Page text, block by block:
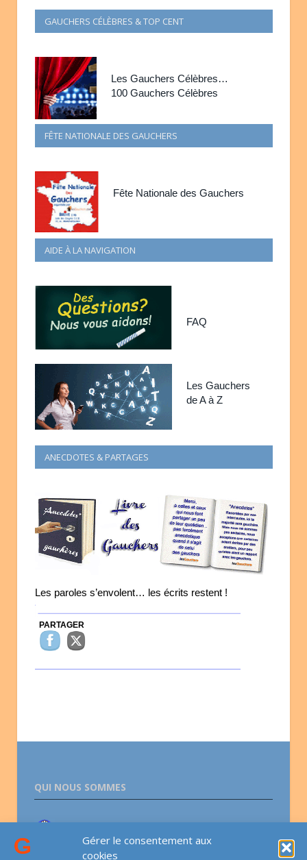
Gérer le consentement aux
cookies
GAUCHERS CÉLÈBRES & TOP CENT
Les Gauchers Célèbres…
100 Gauchers Célèbres
FÊTE NATIONALE DES GAUCHERS
Fête Nationale des Gauchers
AIDE À LA NAVIGATION
FAQ
Les Gauchers
de A à Z
ANECDOTES & PARTAGES
Les paroles s’envolent… les écrits restent !
PARTAGER
QUI NOUS SOMMES
Association lesGauchers.com